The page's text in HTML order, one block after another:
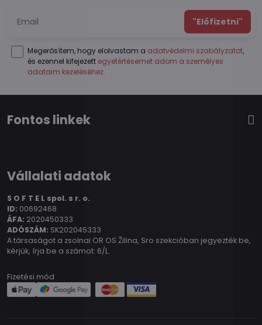
"Előfizetni"
Megerősítem, hogy elolvastam a adatvédelmi szabályzatot,
és ezennel kifejezett egyetértésemet adom a személyes
adataim kezeléséhez.
Fontos linkek
Vállalati adatok
S O F T E L spol. s r. o.
ID: 00692468
ÁFA: 2020450333
ADÓSZÁM: SK202045333
A társaságot a zsolnai OR OS Žilina, Sro szekcióban jegyezték be,
kérjük, írja be a számot: 6/L.
Fizetési mód